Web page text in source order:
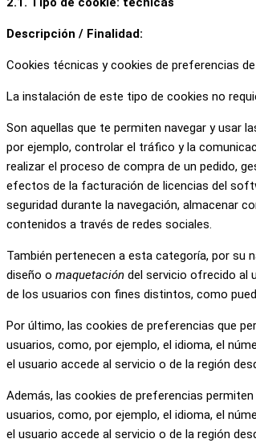
Descripción / Finalidad:
Cookies técnicas y cookies de preferencias
La instalación de este tipo de cookies no
Son aquellas que te permiten navegar y usar
por ejemplo, controlar el tráfico y la
realizar el proceso de compra de un pedido,
efectos de la facturación de licencias del
seguridad durante la navegación, almacenar
contenidos a través de redes sociales.
También pertenecen a esta categoría, por su
diseño o maquetación del servicio ofrecido al
de los usuarios con fines distintos, como
Por último, las cookies de preferencias que
usuarios, como, por ejemplo, el idioma, el
el usuario accede al servicio o de la región
Además, las cookies de preferencias
usuarios, como, por ejemplo, el idioma, el
el usuario accede al servicio o de la región